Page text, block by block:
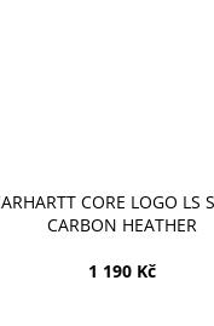
CORE LOGO LS
CARBON HEATHER
1 190 Kč